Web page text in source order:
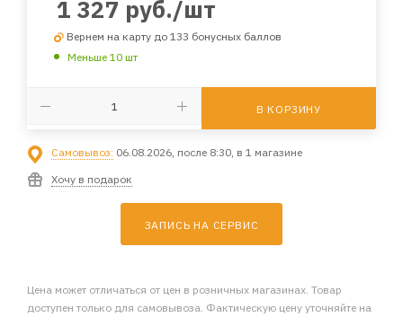
1 327 руб./шт
Вернем на карту до 133 бонусных баллов
Меньше 10 шт
В КОРЗИНУ
Самовывоз: 06.08.2026, после 8:30, в 1 магазине
Хочу в подарок
ЗАПИСЬ НА СЕРВИС
Цена может отличаться от цен в розничных магазинах. Товар
доступен только для самовывоза. Фактическую цену уточняйте на